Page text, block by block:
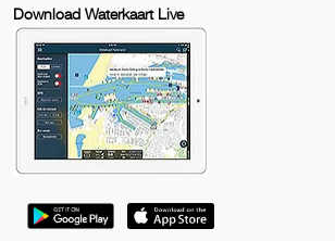
Download Waterkaart Live